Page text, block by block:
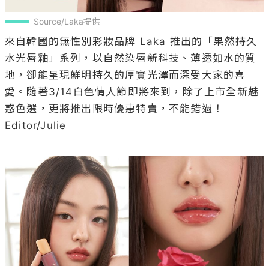
Source/Laka提供
來自韓國的無性別彩妝品牌 Laka 推出的「果然持久
水光唇釉」系列，以自然染唇新科技、薄透如水的質
地，卻能呈現鮮明持久的厚實光澤而深受大家的喜
愛。隨著3/14白色情人節即將來到，除了上市全新魅
惑色選，更將推出限時優惠特賣，不能錯過！
Editor/Julie